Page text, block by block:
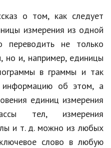
о том, как следует
измерения из одной
не только
но и, например, единицы
в граммы и так
информацию об этом, а
единиц измерения
тел, измерения
и т. д. можно из любых
слово в любую